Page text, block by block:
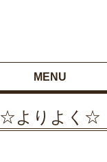
MENU
☆よりよく☆